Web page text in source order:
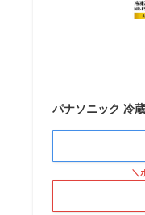
パナソニック 冷
＼